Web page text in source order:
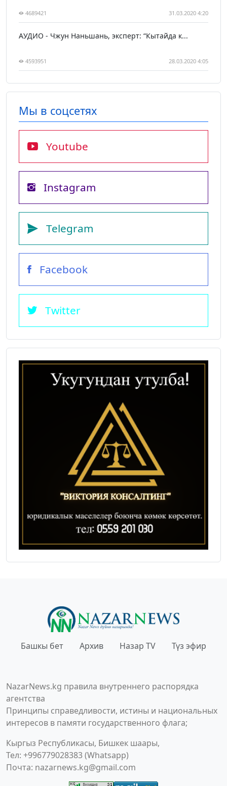
4689421 31.03.2020 4:20
АУДИО - Чжун Наньшань, эксперт: “Кытайда к...
4593951 28.03.2020 4:05
Мы в соцсетях
Youtube
Instagram
Telegram
Facebook
Twitter
Башкы бет Архив Назар TV Түз эфир
NazarNews.kg правила внутреннего распорядка
агентства
Принципы справедливости, истины и национальных
интересов в памяти государственного флага;
Кыргыз Республикасы, Бишкек шаары,
Тел: +996779028383 (Whatsapp)
Почта: nazarnews.kg@gmail.com